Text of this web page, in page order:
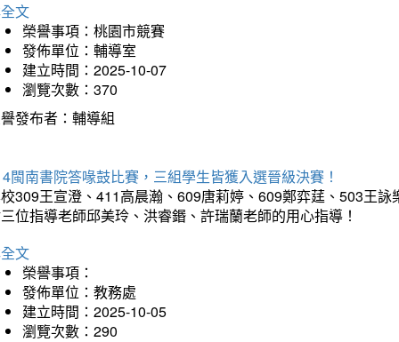
文
榮譽事項：桃園市競賽
發佈單位：輔導室
建立時間：2025-10-07
瀏覽次數：370
發布者：輔導組
閩南書院答喙鼓比賽，三組學生皆獲入選晉級決賽！
309王宣澄、411高晨瀚、609唐莉婷、609鄭弈莛、503王
位指導老師邱美玲、洪睿鍲、許瑞蘭老師的用心指導！
文
榮譽事項：
發佈單位：教務處
建立時間：2025-10-05
瀏覽次數：290